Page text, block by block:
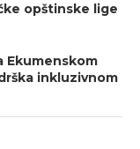
opštinske lige
Ekumenskom
inkluzivnom